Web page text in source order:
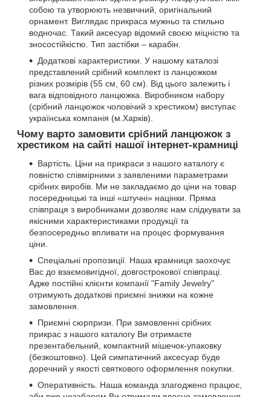
собою та утворюють незвичний, оригінальний
орнамент. Виглядає прикраса мужньо та стильно
водночас. Такий аксесуар відомий своєю міцністю та
зносостійкістю. Тип застібки – карабін.
Додаткові характеристики. У нашому каталозі
представлений срібний комплект із ланцюжком
різних розмірів (55 см, 60 см). Від цього залежить і
вага відповідного ланцюжка. Виробником набору
(срібний ланцюжок чоловічий з хрестиком) виступає
українська компанія (м.Харків).
Чому варто замовити срібний ланцюжок з
хрестиком на сайті нашої інтернет-крамниці
Вартість. Ціни на прикраси з нашого каталогу є
повністю співмірними з заявленими параметрами
срібних виробів. Ми не закладаємо до ціни на товар
посередницькі та інші «штучні» націнки. Пряма
співпраця з виробниками дозволяє нам слідкувати за
якісними характеристиками продукції та
безпосередньо впливати на процес формування
ціни.
Спеціальні пропозиції. Наша крамниця заохочує
Вас до взаємовигідної, довгострокової співпраці.
Адже постійні клієнти компанії "Family Jewelry"
отримують додаткові приємні знижки на кожне
замовлення.
Приємні сюрпризи. При замовленні срібних
прикрас з нашого каталогу Ви отримаєте
презентабельний, компактний мішечок-упаковку
(безкоштовно). Цей симпатичний аксесуар буде
доречний у якості святкового оформлення покупки.
Оперативність. Наша команда злагоджено працює,